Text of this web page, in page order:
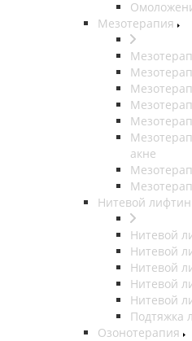
Мезотерапия
акне
Нитевой
Нитевой
Нитевой
Нитевой
Нитевой
Нитевой
Подтяжка
Озонотерапия